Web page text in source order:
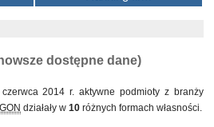
dostępne dane)
2014 r. aktywne podmioty z branży
działały w 10 różnych formach własności.